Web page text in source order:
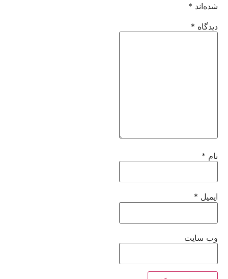
شده‌اند *
دیدگاه *
نام *
ایمیل *
وب‌ سایت